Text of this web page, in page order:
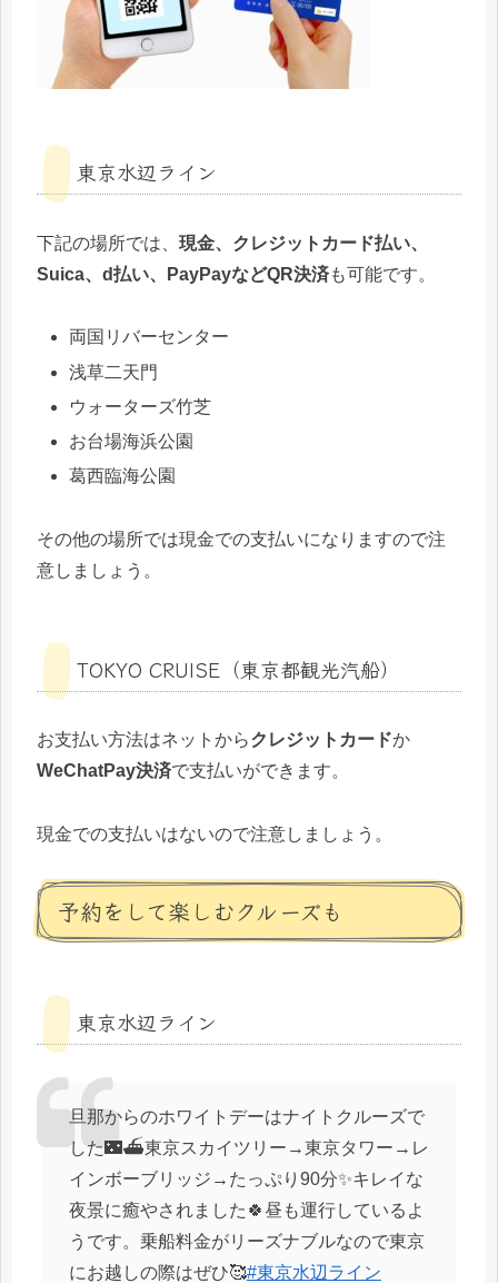
東京水辺ライン
下記の場所では、 現金、 クレジットカード払い、
Suica、d払い、PayPayなどQR決済も可能です。
両国リバーセンター
浅草二天門
ウォーターズ竹芝
お台場海浜公園
葛西臨海公園
その他の場所では現金での支払いになりますので注
意しましょう。
TOKYO CRUISE（東京都観光汽船）
お支払い方法はネットからクレジットカードか
WeChatPay決済で支払いができます。
現金での支払いはないので注意しましょう。
予約をして楽しむクルーズも
東京水辺ライン
旦那からのホワイトデーはナイトクルーズで
した🌃⛴東京スカイツリー→東京タワー→レ
インボーブリッジ→たっぷり90分✨キレイな
夜景に癒やされました🍀昼も運行しているよ
うです。乗船料金がリーズナブルなので東京
にお越しの際はぜひ🥰#東京水辺ライン